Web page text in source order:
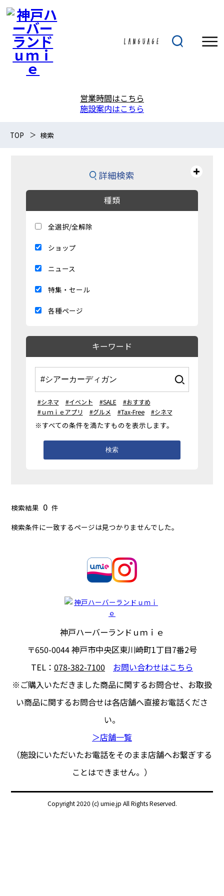
営業時間はこちら
施設案内はこちら
TOP 検索
詳細検索
種類
全選択/全解除
ショップ
ニュース
特集・セール
各種ページ
キーワード
#シネマ #イベント #SALE
#おすすめ
#ｕｍｉｅアプリ
#グルメ #Tax-Free #シネマ
※すべての条件を満たすものを表示します。
検索
検索結果 0 件
検索条件に一致するページは見つかりませんでした。
神戸ハーバーランドｕｍｉｅ
〒650-0044神戸市中央区東川崎町1丁目7番2号
TEL： 078-382-7100
お問い合わせはこちら
※ご購入いただきました商品に関するお問合せ、 お取扱
い商品に関するお問合せは各店舗へ直接お電話くださ
い。
＞店舗一覧
（施設にいただいたお電話をそのまま店舗へお繋ぎする
ことはできません。）
Copyright 2020 (c) umie.jp All Rights Reserved.